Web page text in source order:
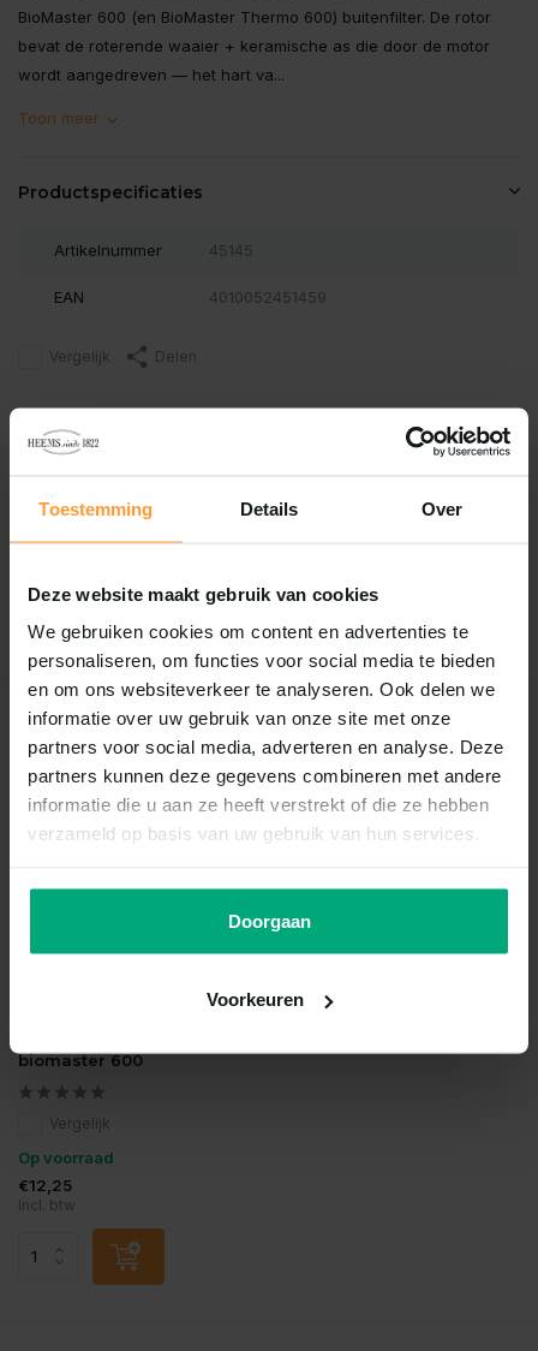
Toestemming Details Over
Deze website maakt gebruik van cookies
We gebruiken cookies om content en advertenties te
personaliseren, om functies voor social media te bieden
en om ons websiteverkeer te analyseren. Ook delen we
informatie over uw gebruik van onze site met onze
partners voor social media, adverteren en analyse. Deze
partners kunnen deze gegevens combineren met andere
informatie die u aan ze heeft verstrekt of die ze hebben
verzameld op basis van uw gebruik van hun services.
Doorgaan
Voorkeuren
BioMaster 600 (en BioMaster Thermo 600) buitenfilter. De rotor
bevat de roterende waaier + keramische as die door de motor
wordt aangedreven — het hart va...
Toon meer
Productspecificaties
Artikelnummer 45145
EAN 4010052451459
Vergelijk Delen
Reviews
0/ Based on 0 reviews
Recent bekeken
biomaster 600
Vergelijk
Op voorraad
€12,25
Incl. btw